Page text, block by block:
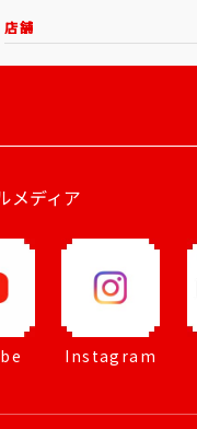
店舗
メディア
Instagram